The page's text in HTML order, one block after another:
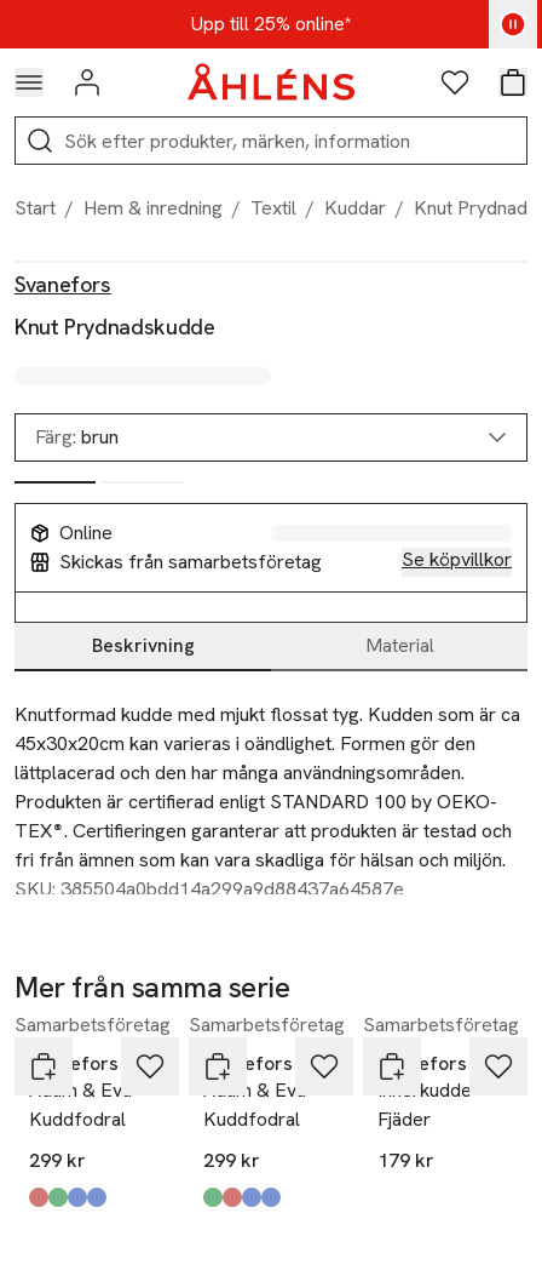
Hoppa till navigationsmenynUpp till 25% online*
Kod: AUG25 - Shoppa nu
Logga in Favoriter
Sök
Start / Hem & inredning / Textil / Kuddar / Knut
Svanefors
Knut Prydnadskudde
Färg: brun
Online
Skickas från samarbetsföretag
Se köpvillkor
Beskrivning Material
Beskrivning
Knutformad kudde med mjukt flossat tyg. Kudden som är ca
45x30x20cm kan varieras i oändlighet. Formen gör den
lättplacerad och den har många användningsområden.
Produkten är certifierad enligt STANDARD 100 by OEKO-
TEX®. Certifieringen garanterar att produkten är testad och
fri från ämnen som kan vara skadliga för hälsan och miljön.
SKU: 385504a0bdd14a299a9d88437a64587e
Mer från samma serie
Hoppa över bildspelet
Samarbetsföretag
Svanefors
Adam & Eva
Kuddfodral
299 kr
Produkten finns i färgerna:
röd,
mossgrön
blå,
denim,
Samarbetsföretag
Svanefors
Adam & Eva
Kuddfodral
299 kr
Produkten finns i färgerna:
mossgrön
röd,
blå,
denim,
Samarbetsföretag
Svanefors
Innerkudde
Fjäder
179 kr